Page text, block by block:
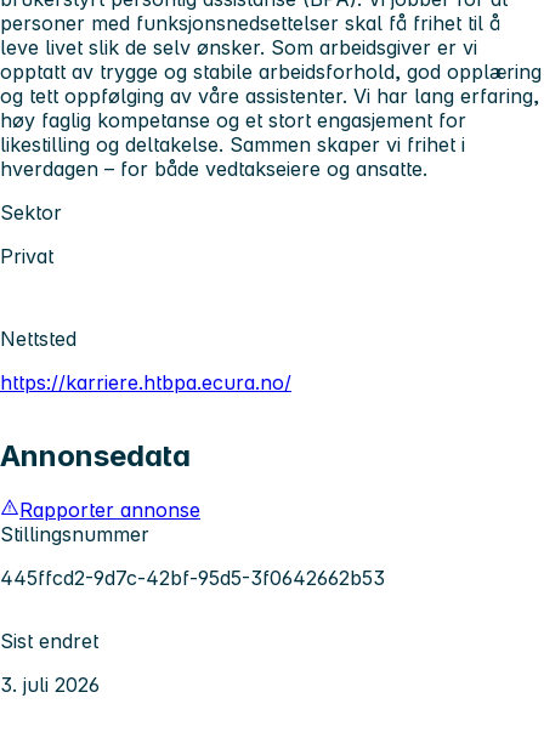
personer med funksjonsnedsettelser skal få frihet til å
leve livet slik de selv ønsker. Som arbeidsgiver er vi
opptatt av trygge og stabile arbeidsforhold, god opplæring
og tett oppfølging av våre assistenter. Vi har lang erfaring,
høy faglig kompetanse og et stort engasjement for
likestilling og deltakelse. Sammen skaper vi frihet i
hverdagen – for både vedtakseiere og ansatte.
Sektor
Privat
Nettsted
https://karriere.htbpa.ecura.no/
Annonsedata
Rapporter annonse
Stillingsnummer
445ffcd2-9d7c-42bf-95d5-3f0642662b53
Sist endret
3. juli 2026